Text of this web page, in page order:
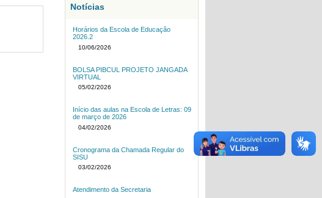
Notícias
Horários da Escola de Educação
2026.2
10/06/2026
BOLSA PIBCUL PROJETO JANGADA
VIRTUAL
05/02/2026
Início das aulas na Escola de Letras: 09
de março de 2026
04/02/2026
Cronograma da Chamada Regular do
SISU
03/02/2026
Atendimento da Secretaria